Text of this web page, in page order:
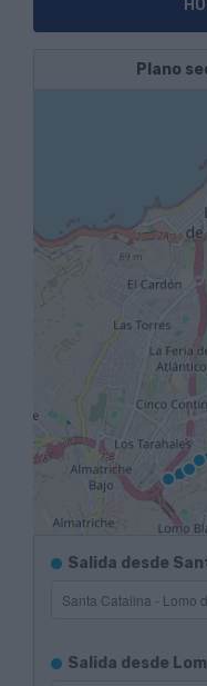
Plano
Salida desde
de
Ida
Salida desde
de